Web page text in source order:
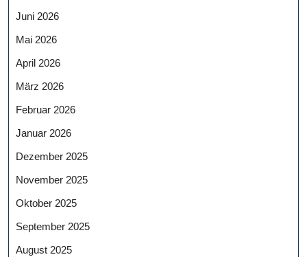
Juni 2026
Mai 2026
April 2026
März 2026
Februar 2026
Januar 2026
Dezember 2025
November 2025
Oktober 2025
September 2025
August 2025